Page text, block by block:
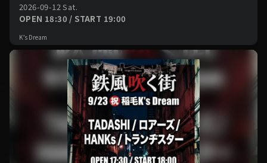
2026-09-12 Sat.
OPEN 18:30 / START 19:00
K’s Dream